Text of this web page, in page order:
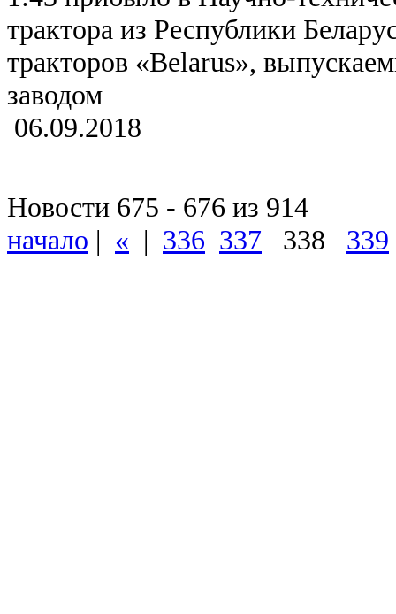
трактора из Республики
тракторов «Belarus»,
заводом
06.09.2018
Новости 675 - 676 из 914
начало | « | 336 337 338 339